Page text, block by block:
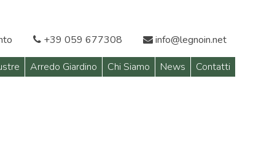
+39 059 677308
info@legnoin.net
Arredo Giardino Chi Siamo News Contatti